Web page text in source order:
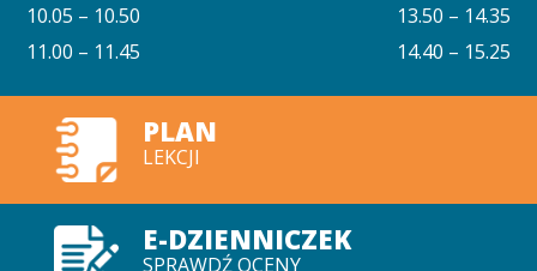
10.05 – 10.50
11.00 – 11.45
13.50 – 14.35
14.40 – 15.25
PLAN
LEKCJI
E-DZIENNICZEK
SPRAWDŹ OCENY